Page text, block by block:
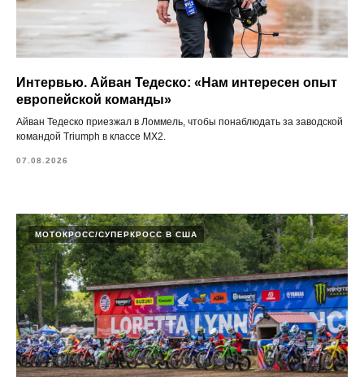
Интервью. Айван Тедеско: «Нам интересен опыт
европейской команды»
Айван Тедеско приезжал в Ломмель, чтобы понаблюдать за заводской
командой Triumph в классе MX2.
07.08.2026
МОТОКРОСС/СУПЕРКРОСС В США